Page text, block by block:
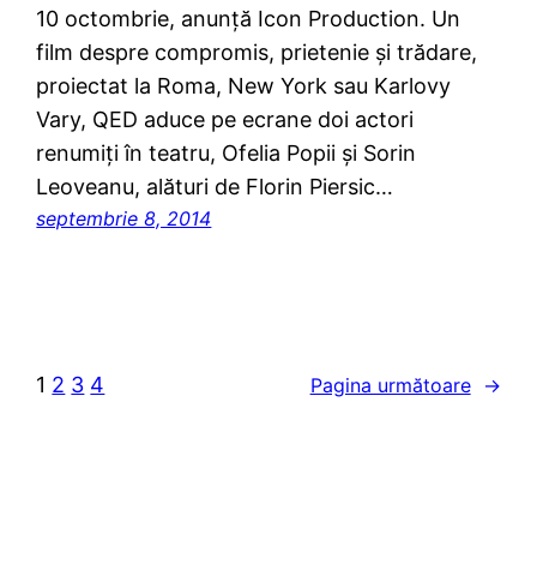
10 octombrie, anunță Icon Production. Un
film despre compromis, prietenie și trădare,
proiectat la Roma, New York sau Karlovy
Vary, QED aduce pe ecrane doi actori
renumiți în teatru, Ofelia Popii și Sorin
Leoveanu, alături de Florin Piersic…
septembrie 8, 2014
1 2 3 4 Pagina următoare →